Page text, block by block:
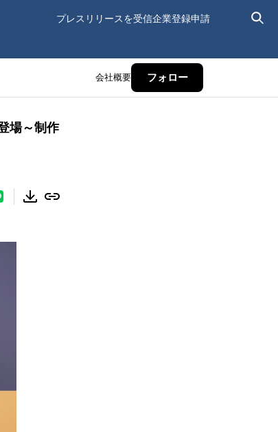
プレスリリースを受信企業登録申請
会社概要 フォロー
場～制作